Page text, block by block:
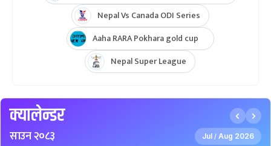
Nepal Vs Canada ODI Series
Aaha RARA Pokhara gold cup
Nepal Super League
क्यालेन्डर
साउन २०८३ Jul / Aug 2026